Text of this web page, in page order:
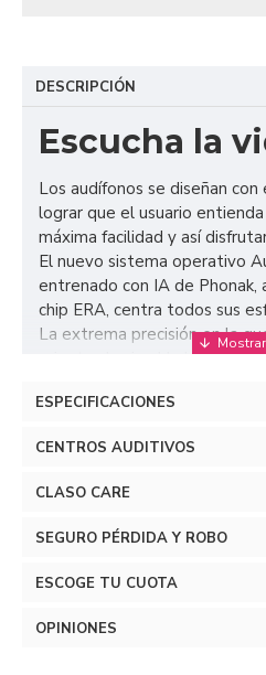
DESCRIPCIÓN
Escucha la
Los audífonos se diseñan
lograr que el usuario
máxima facilidad y así
El nuevo sistema operativo
entrenado con IA de Phonak,
chip ERA, centra todos sus
La extrema precisión en la
orientan hacia el habla
ambiente logran que este
día, los nuevos Virto Infinio R
la vida!
ESPECIFICACIONES
CENTROS AUDITIVOS
CLASO CARE
SEGURO PÉRDIDA Y ROBO
ESCOGE TU CUOTA
OPINIONES